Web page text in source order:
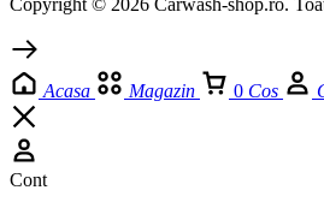
Acasa Magazin 0 Cos
Cont